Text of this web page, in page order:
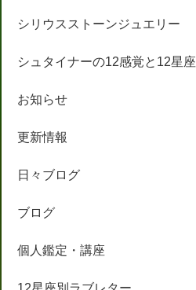
シリウスストーンジュエリー
シュタイナーの12感覚と12星座
お知らせ
更新情報
日々ブログ
ブログ
個人鑑定・講座